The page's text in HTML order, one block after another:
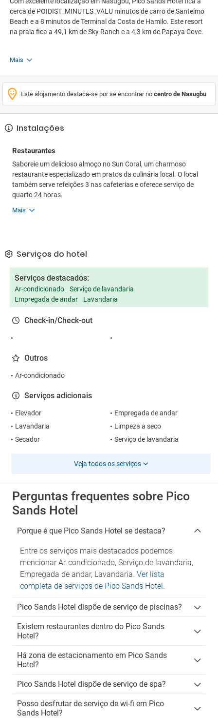
cerca de POIDIST_MINUTES_VALU minutos de carro de Santelmo
Beach e a 8 minutos de Terminal da Costa de Hamilo. Este resort
na praia fica a 49,1 km de Sky Ranch e a 4,3 km de Papaya Cove.
Mais
Este alojamento destaca-se por se encontrar no centro de Nasugbu
Instalações
Restaurantes
Saboreie um delicioso almoço no Sun Coral, um charmoso
restaurante especializado em pratos da culinária local. O local
também serve refeições 3 nas cafeterias e oferece serviço de
quarto 24 horas.
Mais
Serviços do hotel
Serviços destacados:
Ar-condicionado
Serviço de lavandaria
Empregada de andar
Lavandaria
Check-in/Check-out
Outros
Ar-condicionado
Serviços adicionais
Elevador
Empregada de andar
Lavandaria
Limpeza a seco
Secador
Serviço de lavandaria
Veja todos os serviços
Perguntas frequentes sobre Pico
Sands Hotel
Porque é que Pico Sands Hotel se destaca?
Entre os serviços mais destacados podemos
mencionar Ar-condicionado, Serviço de lavandaria,
Empregada de andar, Lavandaria. Ver lista
completa de serviços de Pico Sands Hotel.
Pico Sands Hotel dispõe de serviço de piscinas?
Existem restaurantes dentro do Pico Sands
Hotel?
Há zona de estacionamento em Pico Sands
Hotel?
Pico Sands Hotel dispõe de serviço de spa?
Posso desfrutar de serviço de wi-fi em Pico
Sands Hotel?